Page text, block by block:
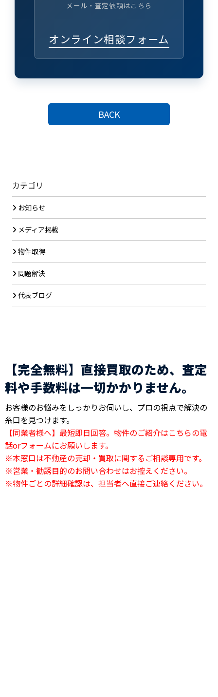
メール・査定依頼はこちら
オンライン相談フォーム
BACK
カテゴリ
お知らせ
メディア掲載
物件取得
問題解決
代表ブログ
【完全無料】直接買取のため、査定
料や手数料は一切かかりません。
お客様のお悩みをしっかりお伺いし、プロの視点で解決の
糸口を見つけます。
【同業者様へ】最短即日回答。物件のご紹介はこちらの電
話orフォームにお願いします。
※本窓口は不動産の売却・買取に関するご相談専用です。
※営業・勧誘目的のお問い合わせはお控えください。
※物件ごとの詳細確認は、担当者へ直接ご連絡ください。